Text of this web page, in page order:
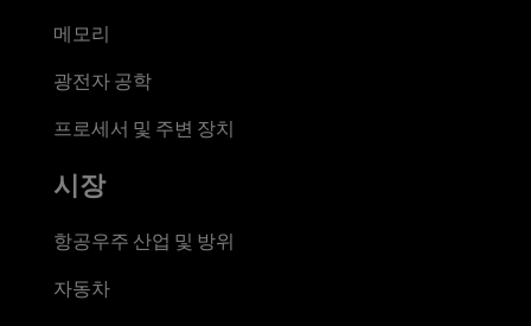
메모리
광전자 공학
프로세서 및 주변 장치
시장
항공우주 산업 및 방위
자동차